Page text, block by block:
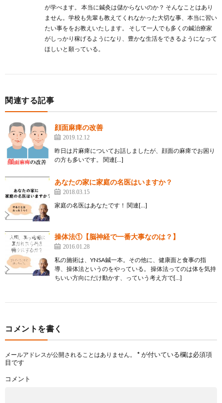
が学べます。 本当に鍼灸は儲からないのか？ そんなことはあり
ません。学校も先輩も教えてくれなかった大切な事、本当に習い
たい事ををお教えいたします。 そして一人でも多くの鍼治療家
がしっかり稼げるようになり、豊かな生活をできるようになって
ほしいと願っている。
関連する記事
顔面麻痺の改善
2019.12.12
昨日は片麻痺についてお話しましたが、顔面の麻痺でお困り
の方も多いです。 関連[…]
あなたの家に家庭の名医はいますか？
2018.03.15
家庭の名医はあなたです！ 関連[…]
操体法①【脳神経で一番大事なのは？】
2016.01.28
私の施術は、YNSA鍼一本。その他に、健康面と食事の指
導、操体法というのをやっている。 操体法ってのは体を気持
ちいい方向にだけ動かす、っていう考え方で[…]
コメントを書く
メールアドレスが公開されることはありません。 *が付いている欄は必須項
目です
コメント